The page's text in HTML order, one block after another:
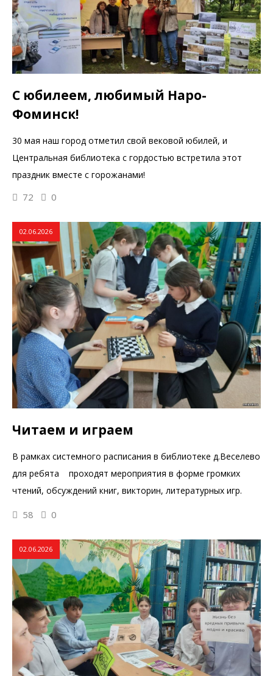
С юбилеем, любимый Наро-
Фоминск!
30 мая наш город отметил свой вековой юбилей, и
Центральная библиотека с гордостью встретила этот
праздник вместе с горожанами!
72 0
02.06.2026
Читаем и играем
В рамках системного расписания в библиотеке д.Веселево
для ребята проходят мероприятия в форме громких
чтений, обсуждений книг, викторин, литературных игр.
58 0
02.06.2026